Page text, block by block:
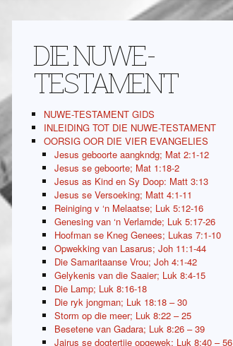
DIE NUWE-
TESTAMENT
NUWE-TESTAMENT GIDS
INLEIDING TOT DIE NUWE-TESTAMENT
OORSIG OOR DIE VIER EVANGELIES
Jesus geboorte aangkndg; Mat 2:1-12
Jesus se geboorte; Mat 1:18-2
Jesus as Kind en Sy Doop: Matt 3:13
Jesus se Versoeking; Matt 4:1-11
Reiniging v ‘n Melaatse; Luk 5:12-16
Genesing van ‘n Verlamde; Luk 5:17-26
Hoofman se Kneg Genees; Lukas 7:1-10
Opwekking van Lasarus; Joh 11:1-44
Die Samaritaanse Vrou; Joh 4:1-42
Gelykenis van die Saaier; Luk 8:4-15
Die Lamp; Luk 8:16-18
Die ryk jongman; Luk 18:18 – 30
Storm op die meer; Luk 8:22 – 25
Besetene van Gadara; Luk 8:26 – 39
Jairus se dogtertjie opgewek; Luk 8:40 – 56